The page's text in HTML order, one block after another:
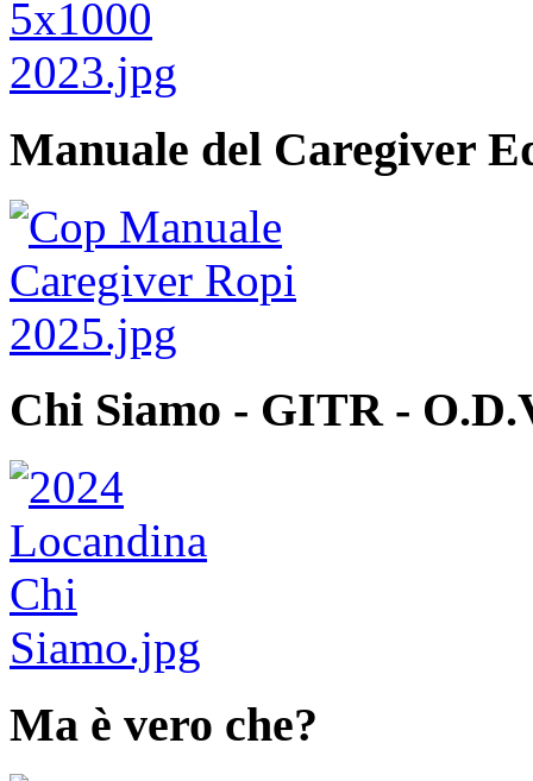
Manuale del Caregiver
Chi Siamo - GITR -
Ma è vero che?